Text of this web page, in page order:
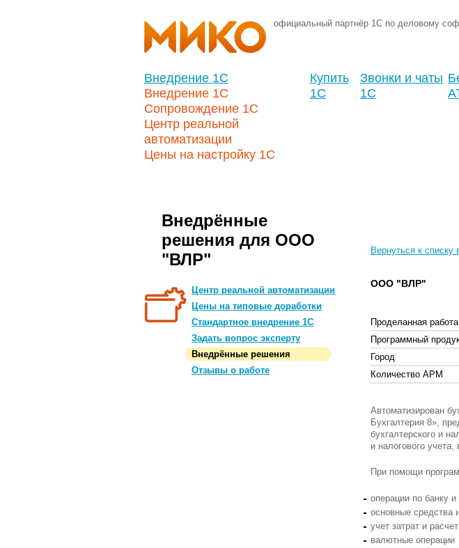
официальный партнёр 1С по деловому
Внедрение 1С
Внедрение 1С
Сопровождение 1С
Центр реальной
автоматизации
Цены на настройку 1С
Купить
1С
Звонки и чаты
1С
Внедрённые
решения для ООО
"ВЛР"
Центр реальной автоматизации
Цены на типовые доработки
Стандартное внедрение 1С
Задать вопрос эксперту
Внедрённые решения
Отзывы о работе
Вернуться к
ООО "ВЛР"
Проделанная работа
Программный
Город
Количество АРМ
Автоматизирован
Бухгалтерия 8»,
бухгалтерского и
и налогового
При помощи
операции по банку и
основные средства
учет затрат и
валютные операции